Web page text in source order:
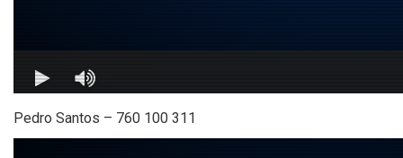
Pedro Santos – 760 100 311